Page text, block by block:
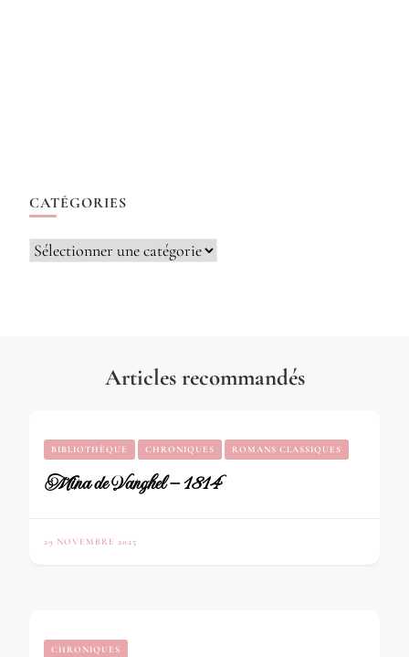
CATÉGORIES
Catégories
Articles recommandés
BIBLIOTHÈQUE CHRONIQUES ROMANS CLASSIQUES
Mina de Vanghel – 1814
29 NOVEMBRE 2025
CHRONIQUES